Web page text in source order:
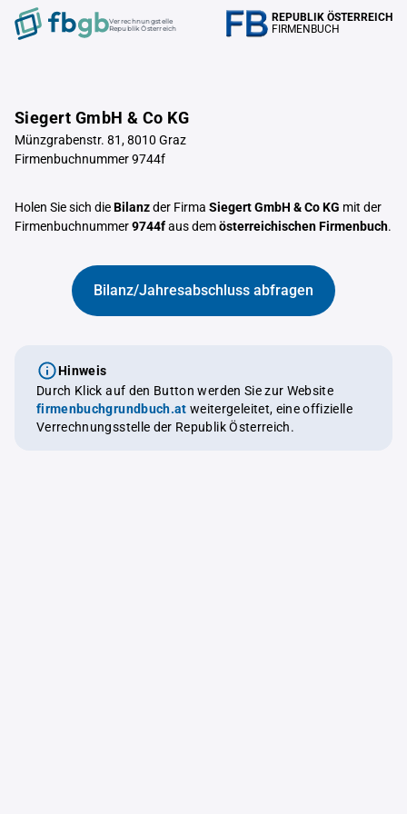
Verrechnungstelle
Republik Österreich
REPUBLIK ÖSTERREICH
FIRMENBUCH
Siegert GmbH & Co KG
Münzgrabenstr. 81, 8010 Graz
Firmenbuchnummer 9744f
Holen Sie sich dieBilanzder Firma Siegert GmbH & Co KG mit der
Firmenbuchnummer9744faus demösterreichischen Firmenbuch.
Bilanz/Jahresabschluss abfragen
Hinweis
Durch Klick auf den Button werden Sie zur Website
firmenbuchgrundbuch.at weitergeleitet, eine offizielle
Verrechnungsstelle der Republik Österreich.